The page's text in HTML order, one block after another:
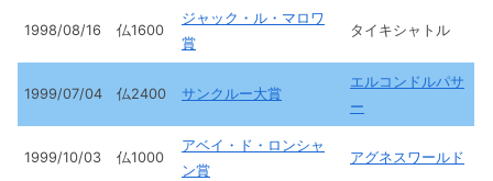
1998/08/16 仏1600
ジャック・ル・マロワ
賞
タイキシャトル
1999/07/04 仏2400 サンクルー大賞
エルコンドルパサ
ー
1999/10/03 仏1000
アベイ・ド・ロンシャ
ン賞
アグネスワールド